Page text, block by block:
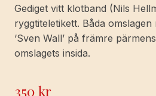
Gediget vitt klotband (Nils
ryggtiteletikett. Båda
‘Sven Wall’ på främre
omslagets insida.
350kr